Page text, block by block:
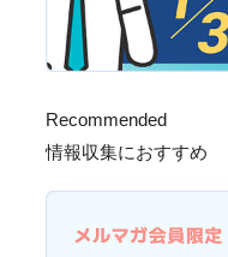
Recommended
情報収集におすすめ